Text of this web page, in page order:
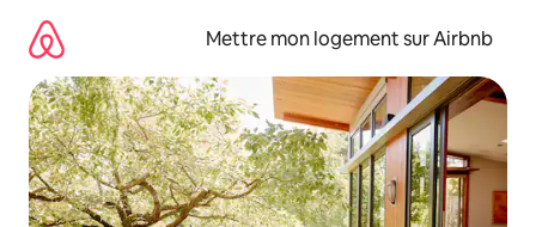
directement
contenu
Mettre mon logement sur Airbnb